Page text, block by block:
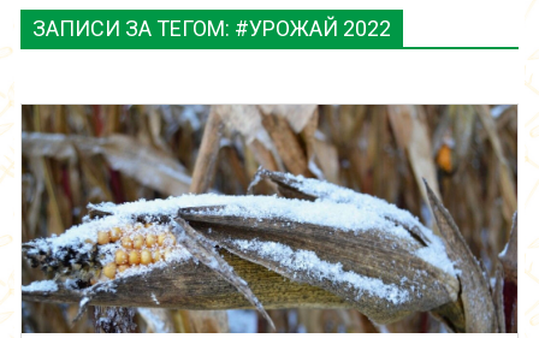
ЗАПИСИ ЗА ТЕГОМ: #УРОЖАЙ 2022